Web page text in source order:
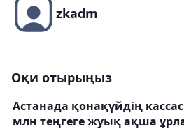
zkadm
Оқи отырыңыз
Астанада қонақүйдің
млн теңгеге жуық ақша